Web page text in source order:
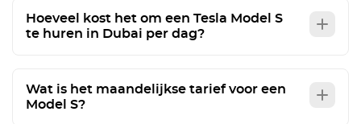
Hoeveel kost het om een Tesla Model S
te huren in Dubai per dag?
Wat is het maandelijkse tarief voor een
Model S?